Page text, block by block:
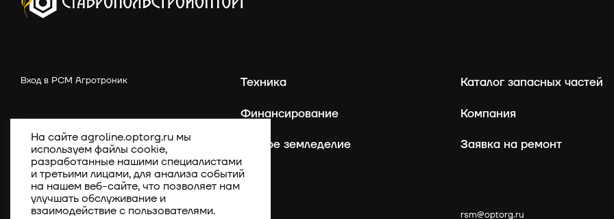
Вход в РСМ Агротроник
Техника
Финансирование
Точное земледелие
Каталог запасных частей
Компания
Заявка на ремонт
rsm@optorg.ru
На сайте agroline.optorg.ru мы
используем файлы cookie,
разработанные нашими специалистами
и третьими лицами, для анализа событий
на нашем веб-сайте, что позволяет нам
улучшать обслуживание и
взаимодействие с пользователями.